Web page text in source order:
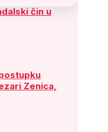
čin u
Zenica,